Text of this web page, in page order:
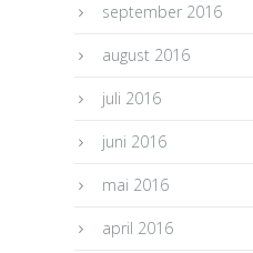
september 2016
august 2016
juli 2016
juni 2016
mai 2016
april 2016